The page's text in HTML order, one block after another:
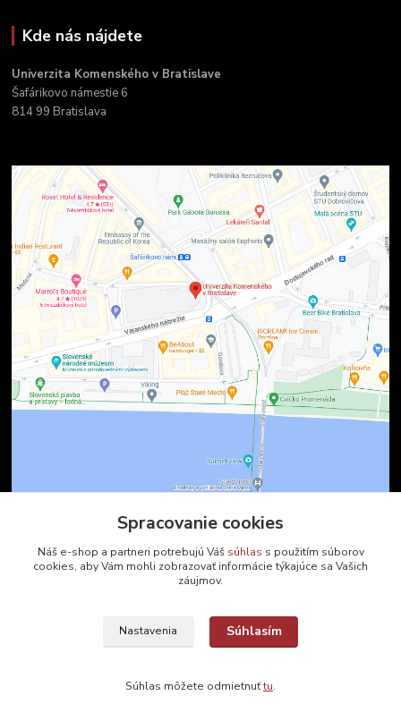
Kde nás nájdete
Univerzita Komenského v Bratislave
Šafárikovo námestie 6
814 99 Bratislava
Kontakty
Spracovanie cookies
Náš e-shop a partneri potrebujú Váš súhlas s použitím súborov
cookies, aby Vám mohli zobrazovať informácie týkajúce sa Vašich
záujmov.
Nastavenia Súhlasím
Súhlas môžete odmietnuťtu.